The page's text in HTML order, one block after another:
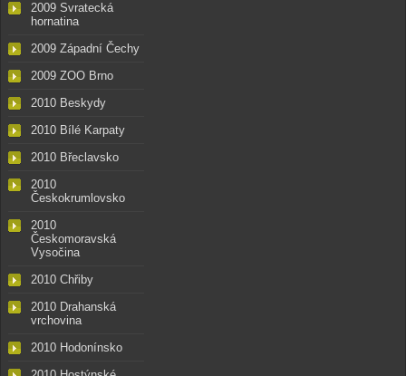
2009 Svratecká
hornatina
2009 Západní Čechy
2009 ZOO Brno
2010 Beskydy
2010 Bílé Karpaty
2010 Břeclavsko
2010
Českokrumlovsko
2010
Českomoravská
Vysočina
2010 Chřiby
2010 Drahanská
vrchovina
2010 Hodonínsko